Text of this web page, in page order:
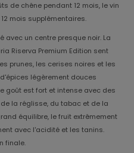
de chêne pendant 12 mois, le vin
mois supplémentaires.
avec un centre presque noir. La
Riserva Premium Edition sent
prunes, les cerises noires et les
légèrement douces
goût est fort et intense avec des
la réglisse, du tabac et de la
équilibre, le fruit extrêmement
avec l'acidité et les tanins.
finale.